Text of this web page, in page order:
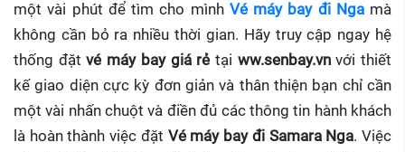
một vài phút để tìm cho mình Vé máy bay đi Ngamà
không cần bỏ ra nhiều thời gian. Hãy truy cập ngay hệ
thống đặtvé máy bay giá rẻ tại ww.senbay.vnvới thiết
kế giao diện cực kỳ đơn giản và thân thiện bạn chỉ cần
một vài nhấn chuột và điền đủ các thông tin hành khách
là hoàn thành việc đặt Vé máy bay đi Samara Nga. Việc